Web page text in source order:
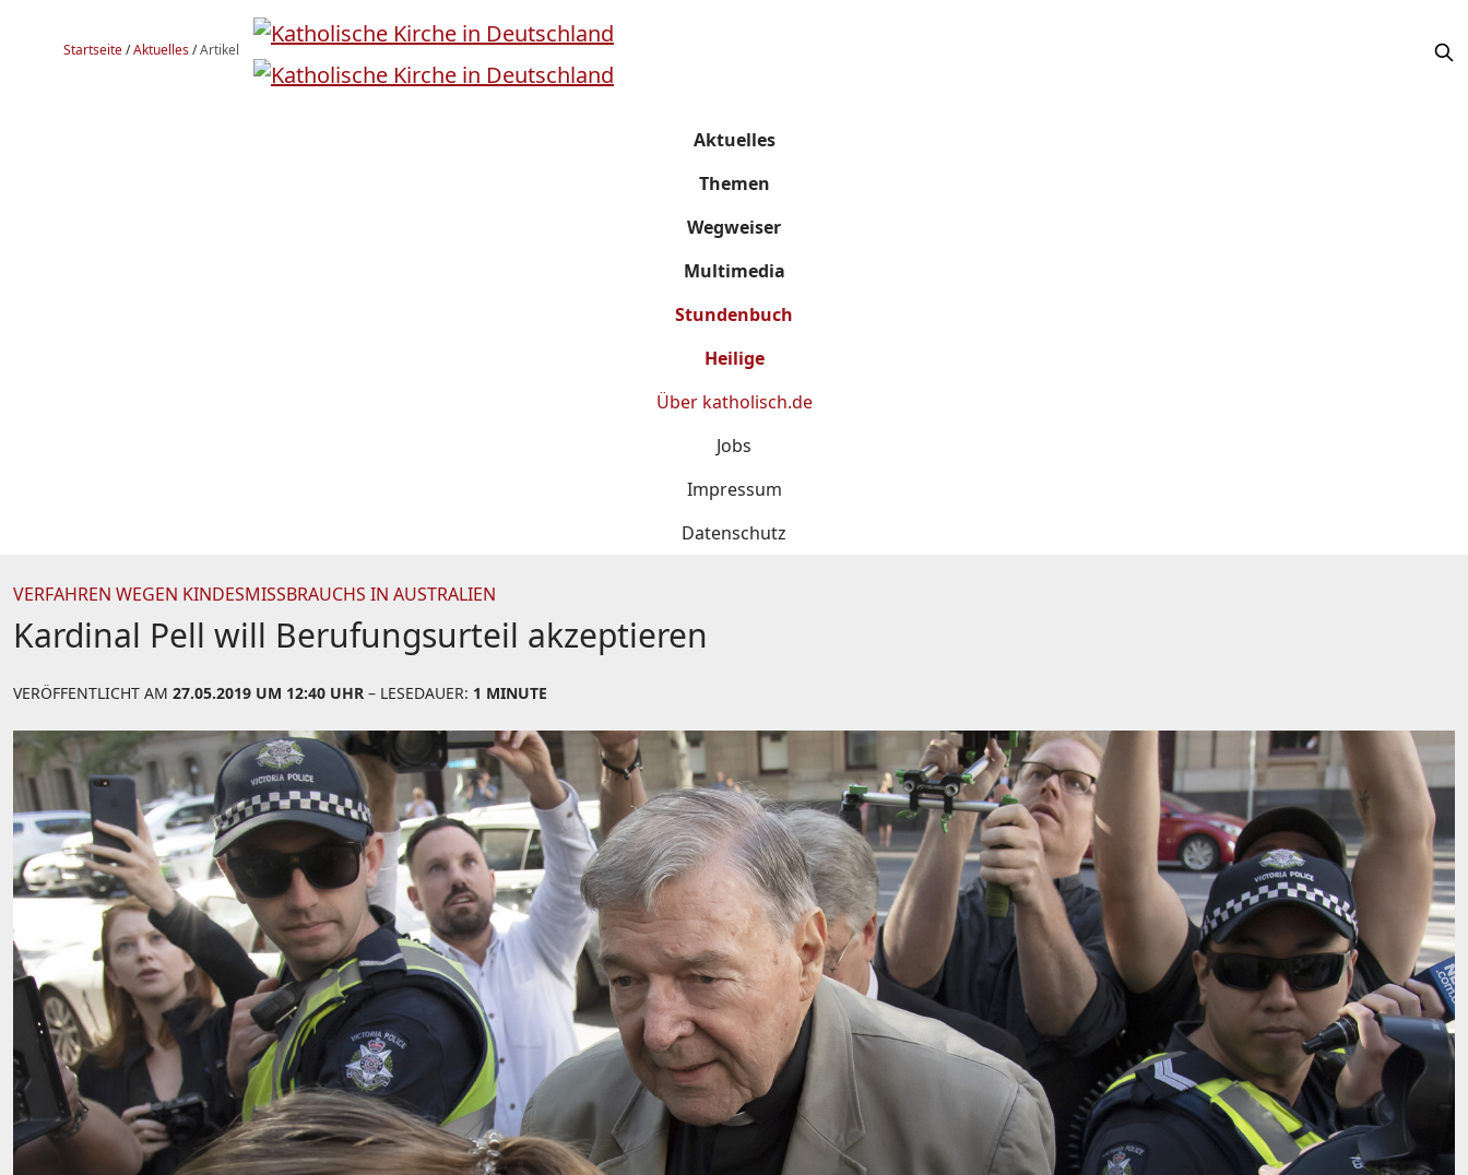
Startseite/Aktuelles/Artikel
Aktuelles
Themen
Wegweiser
Multimedia
Stundenbuch
Heilige
Über katholisch.de
Jobs
Impressum
Datenschutz
VERFAHREN WEGEN KINDESMISSBRAUCHS IN AUSTRALIEN
Kardinal Pell will Berufungsurteil akzeptieren
VERÖFFENTLICHT AM 27.05.2019 UM 12:40 UHR – LESEDAUER: 1 MINUTE